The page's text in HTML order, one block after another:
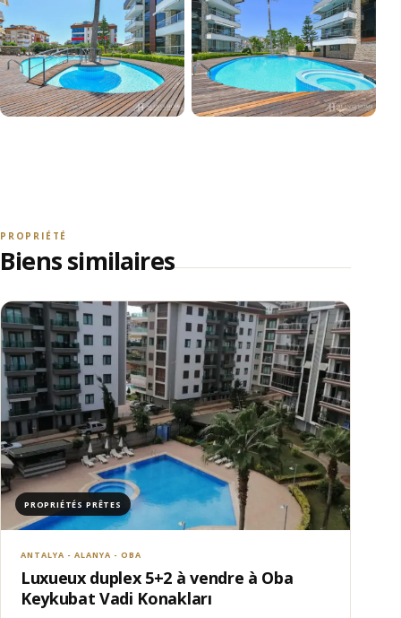
PROPRIÉTÉ
Biens similaires
PROPRIÉTÉS PRÊTES
ANTALYA - ALANYA - OBA
Luxueux duplex 5+2 à vendre à Oba
Keykubat Vadi Konakları